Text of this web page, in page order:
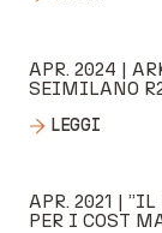
APR. 2024 |
SEIMILANO
LEGGI
APR. 2021 |
PER I COST